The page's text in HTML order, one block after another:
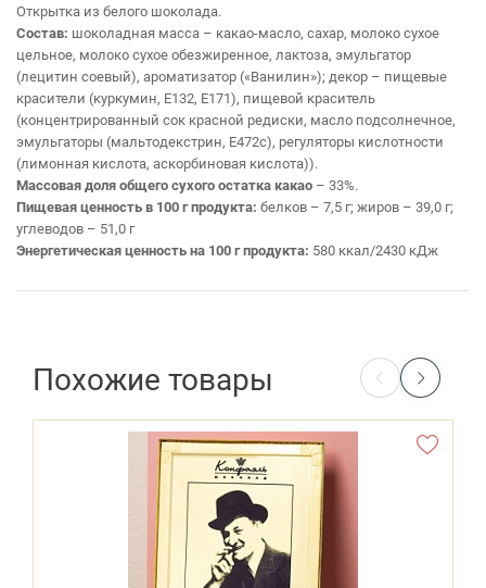
Открытка из белого шоколада.
Состав: шоколадная масса – какао-масло, сахар, молоко сухое
цельное, молоко сухое обезжиренное, лактоза, эмульгатор
(лецитин соевый), ароматизатор («Ванилин»); декор – пищевые
красители (куркумин, Е132, Е171), пищевой краситель
(концентрированный сок красной редиски, масло подсолнечное,
эмульгаторы (мальтодекстрин, Е472с), регуляторы кислотности
(лимонная кислота, аскорбиновая кислота)).
Массовая доля общего сухого остатка какао – 33%.
Пищевая ценность в 100 г продукта: белков – 7,5 г; жиров – 39,0 г;
углеводов – 51,0 г
Энергетическая ценность на 100 г продукта: 580 ккал/2430 кДж
Похожие товары